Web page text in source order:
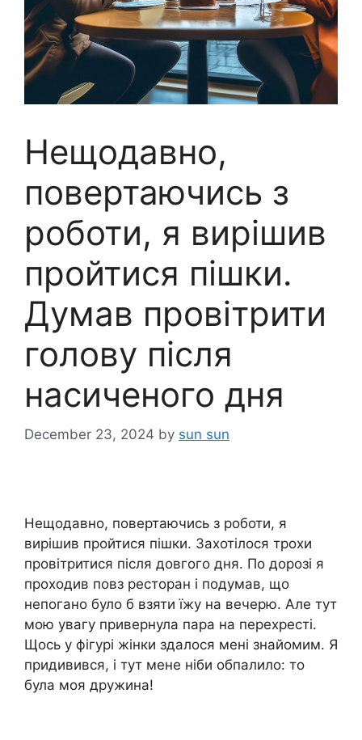
Нещодавно,
повертаючись з
роботи, я вирішив
пройтися пішки.
Думав провітрити
голову після
насиченого дня
December 23, 2024 by sun sun
Нещодавно, повертаючись з роботи, я
вирішив пройтися пішки. Захотілося трохи
провітритися після довгого дня. По дорозі я
проходив повз ресторан і подумав, що
непогано було б взяти їжу на вечерю. Але тут
мою увагу привернула пара на перехресті.
Щось у фігурі жінки здалося мені знайомим. Я
придивився, і тут мене ніби обпалило: то
була моя дружина!